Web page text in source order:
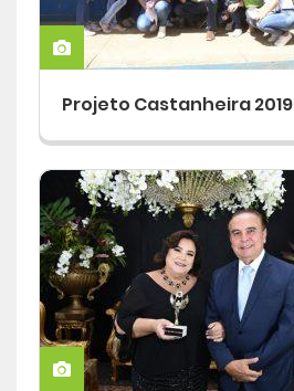
Projeto Castanheira 2019